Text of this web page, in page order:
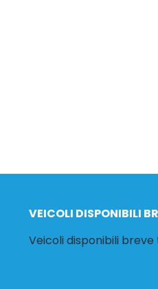
VEICOLI DISPONIBILI
Veicoli disponibili